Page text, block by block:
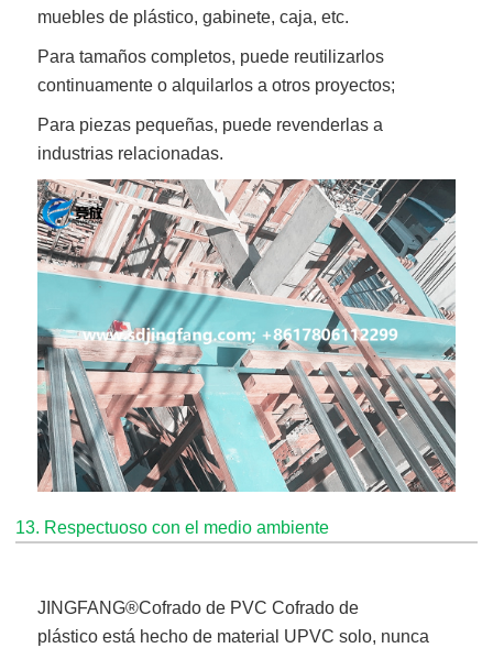
muebles de plástico, gabinete, caja, etc.
Para tamaños completos, puede reutilizarlos
continuamente o alquilarlos a otros proyectos;
Para piezas pequeñas, puede revenderlas a
industrias relacionadas.
13. Respectuoso con el medio ambiente
JINGFANG®Cofrado de PVC Cofrado de
plástico está hecho de material UPVC solo, nunca